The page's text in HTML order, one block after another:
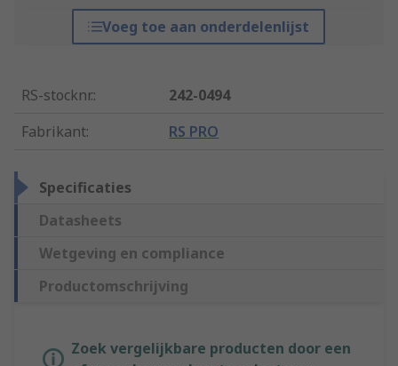
Voeg toe aan onderdelenlijst
RS-stocknr.:
242-0494
Fabrikant: RS PRO
Specificaties
Datasheets
Wetgeving en compliance
Productomschrijving
Zoek vergelijkbare producten door een